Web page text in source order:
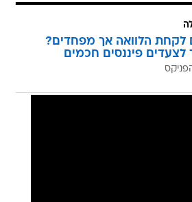
לקחת הלוואה אך מפחדים?
לצעדים פיננסים חכמים